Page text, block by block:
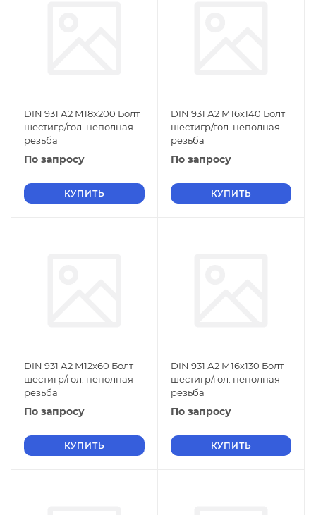
DIN 931 А2 М18х200 Болт
шестигр/гол. неполная
резьба
По запросу
КУПИТЬ
DIN 931 А2 М16х140 Болт
шестигр/гол. неполная
резьба
По запросу
КУПИТЬ
DIN 931 А2 М12х60 Болт
шестигр/гол. неполная
резьба
По запросу
КУПИТЬ
DIN 931 А2 М16х130 Болт
шестигр/гол. неполная
резьба
По запросу
КУПИТЬ